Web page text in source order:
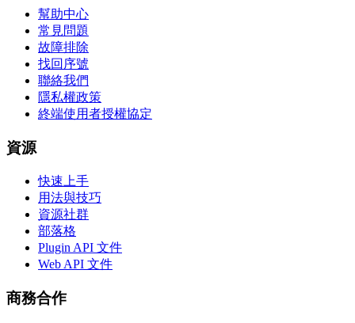
幫助中心
常見問題
故障排除
找回序號
聯絡我們
隱私權政策
終端使用者授權協定
資源
快速上手
用法與技巧
資源社群
部落格
Plugin API 文件
Web API 文件
商務合作